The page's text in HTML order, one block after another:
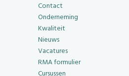
Contact
Onderneming
Kwaliteit
Nieuws
Vacatures
RMA formulier